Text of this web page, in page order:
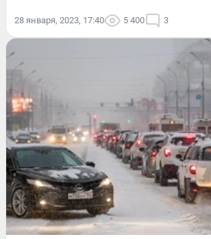
28 января, 2023, 17:40 5 400 3